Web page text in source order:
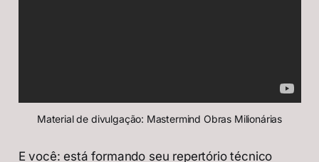
Material de divulgação: Mastermind Obras Milionárias
E você: está formando seu repertório técnico